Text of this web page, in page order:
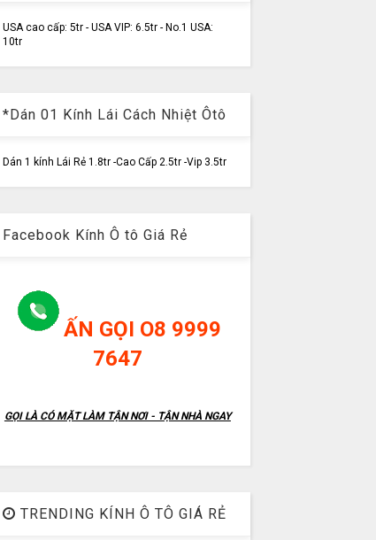
USA cao cấp: 5tr - USA VIP: 6.5tr - No.1 USA:
10tr
*Dán 01 Kính Lái Cách Nhiệt Ôtô
Dán 1 kính Lái Rẻ 1.8tr -Cao Cấp 2.5tr -Vip 3.5tr
Facebook Kính Ô tô Giá Rẻ
ẤN GỌI O8 9999
7647
GỌI LÀ CÓ MẶT LÀM TẬN NƠI - TẬN NHÀ NGAY
TRENDING KÍNH Ô TÔ GIÁ RẺ